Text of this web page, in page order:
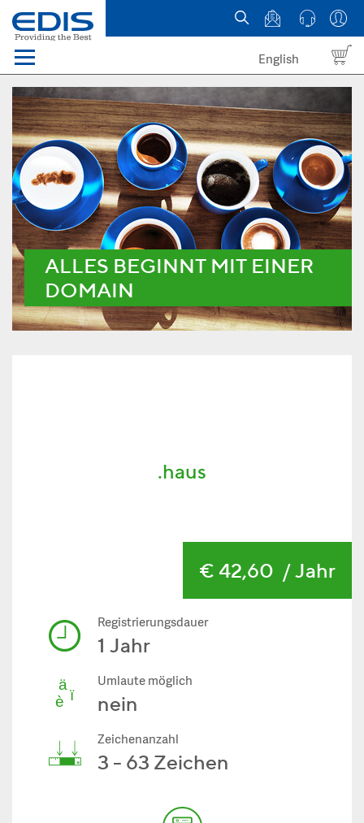
Menü
Domains
Webhosting Österreich
News
über EDIS
English
ALLES BEGINNT MIT EINER
DOMAIN
.haus
€ 42,60 / Jahr
Registrierungsdauer
1 Jahr
Umlaute möglich
nein
Zeichenanzahl
3 - 63 Zeichen